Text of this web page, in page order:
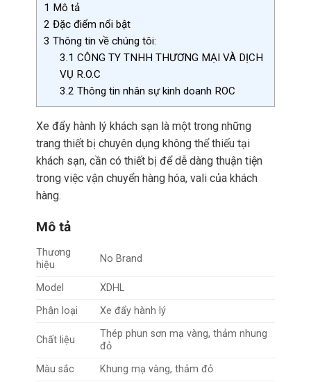
1 Mô tả
2 Đặc điểm nổi bật
3 Thông tin về chúng tôi:
3.1 CÔNG TY TNHH THƯƠNG MẠI VÀ DỊCH
VỤ R.O.C
3.2 Thông tin nhân sự kinh doanh ROC
Xe đẩy hành lý khách sạn là một trong những
trang thiết bị chuyên dụng không thể thiếu tại
khách sạn, cần có thiết bị để dễ dàng thuận tiện
trong việc vận chuyển hàng hóa, vali của khách
hàng.
Mô tả
Thương
hiệu
No Brand
Model
XDHL
Phân loại
Xe đẩy hành lý
Chất liệu
Thép phun sơn mạ vàng, thảm nhung
đỏ
Màu sắc
Khung mạ vàng, thảm đỏ